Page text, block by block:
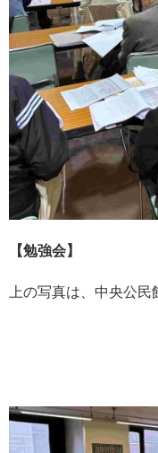
【勉強会】
上の写真は、中央公民